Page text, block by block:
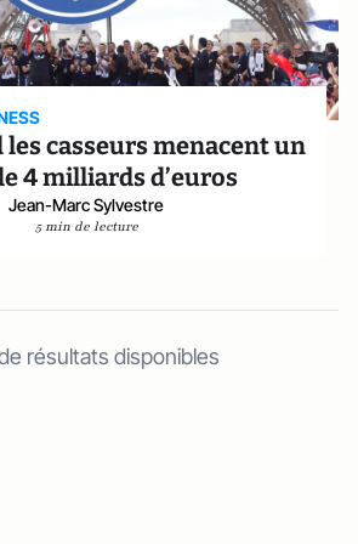
les casseurs menacent un
4 milliards d’euros
Jean-Marc Sylvestre
5 min de lecture
résultats disponibles